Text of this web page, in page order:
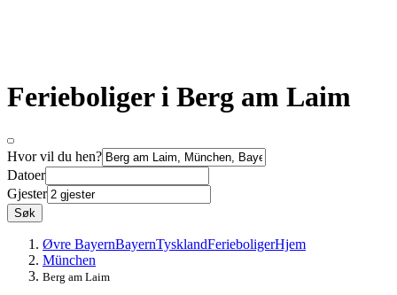
Ferieboliger i Berg am Laim
Hvor vil du hen?
Datoer
Gjester
Søk
Øvre BayernBayernTysklandFerieboligerHjem
München
Berg am Laim